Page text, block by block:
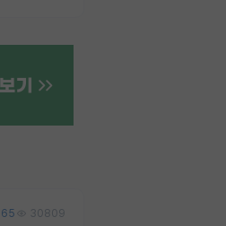
65 30809